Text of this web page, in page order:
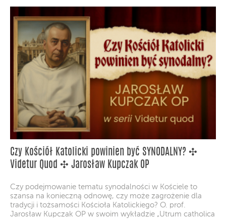
Czy Kościół Katolicki powinien być SYNODALNY? ✣
Videtur Quod ✣ Jarosław Kupczak OP
Czy podejmowanie tematu synodalności w Kościele to
szansa na konieczną odnowę, czy może zagrożenie dla
tradycji i tożsamości Kościoła Katolickiego? O. prof.
Jarosław Kupczak OP w swoim wykładzie „Utrum catholica